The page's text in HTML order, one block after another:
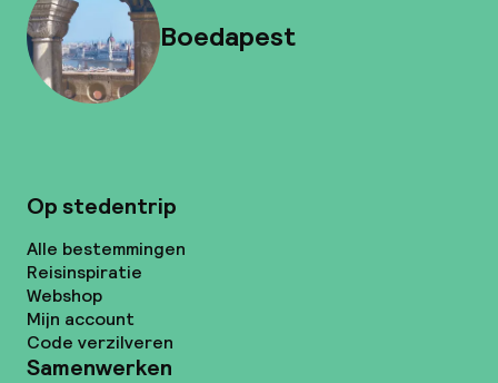
Boedapest
Op stedentrip
Alle bestemmingen
Reisinspiratie
Webshop
Mijn account
Code verzilveren
Samenwerken